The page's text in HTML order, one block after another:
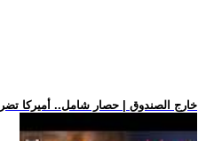
.. خارج الصندوق | حصار شامل.. أميركا